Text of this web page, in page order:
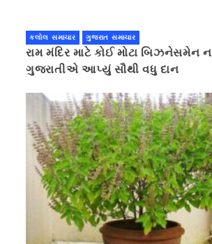
કલોલ સમાચાર ગુજરાત સમાચાર
રામ મંદિર માટે કોઈ મોટા
ગુજરાતીએ આપ્યું સૌથી વધુ દાન